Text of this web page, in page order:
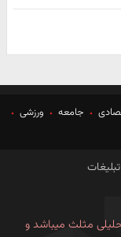
جامعه
ورزشی
تبلیغات
مثلث میباشد و